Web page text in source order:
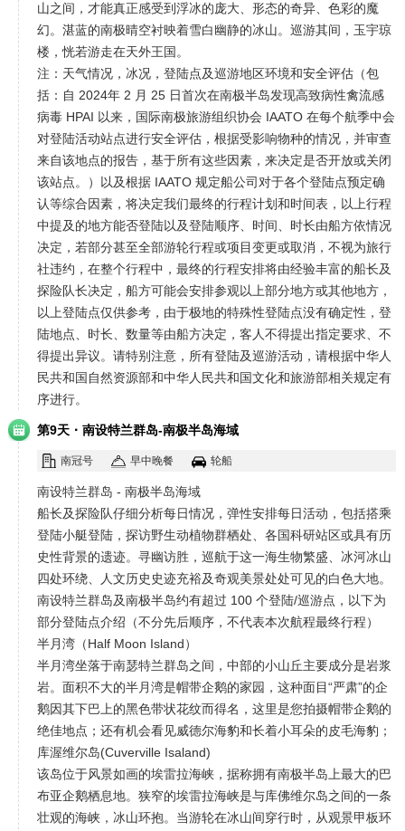
山之间，才能真正感受到浮冰的庞大、形态的奇异、色彩的魔
幻。湛蓝的南极晴空衬映着雪白幽静的冰山。巡游其间，玉宇琼
楼，恍若游走在天外王国。
注：天气情况，冰况，登陆点及巡游地区环境和安全评估（包
括：自 2024年 2 月 25 日首次在南极半岛发现高致病性禽流感
病毒 HPAI 以来，国际南极旅游组织协会 IAATO 在每个航季中会
对登陆活动站点进行安全评估，根据受影响物种的情况，并审查
来自该地点的报告，基于所有这些因素，来决定是否开放或关闭
该站点。）以及根据 IAATO 规定船公司对于各个登陆点预定确
认等综合因素，将决定我们最终的行程计划和时间表，以上行程
中提及的地方能否登陆以及登陆顺序、时间、时长由船方依情况
决定，若部分甚至全部游轮行程或项目变更或取消，不视为旅行
社违约，在整个行程中，最终的行程安排将由经验丰富的船长及
探险队长决定，船方可能会安排参观以上部分地方或其他地方，
以上登陆点仅供参考，由于极地的特殊性登陆点没有确定性，登
陆地点、时长、数量等由船方决定，客人不得提出指定要求、不
得提出异议。请特别注意，所有登陆及巡游活动，请根据中华人
民共和国自然资源部和中华人民共和国文化和旅游部相关规定有
序进行。
第9天 · 南设特兰群岛-南极半岛海域
南冠号 早中晚餐 轮船
南设特兰群岛 - 南极半岛海域
船长及探险队仔细分析每日情况，弹性安排每日活动，包括搭乘
登陆小艇登陆，探访野生动植物群栖处、各国科研站区或具有历
史性背景的遗迹。寻幽访胜，巡航于这一海生物繁盛、冰河冰山
四处环绕、人文历史史迹充裕及奇观美景处处可见的白色大地。
南设特兰群岛及南极半岛约有超过 100 个登陆/巡游点，以下为
部分登陆点介绍（不分先后顺序，不代表本次航程最终行程）
半月湾（Half Moon Island）
半月湾坐落于南瑟特兰群岛之间，中部的小山丘主要成分是岩浆
岩。面积不大的半月湾是帽带企鹅的家园，这种面目“严肃”的企
鹅因其下巴上的黑色带状花纹而得名，这里是您拍摄帽带企鹅的
绝佳地点；还有机会看见威德尔海豹和长着小耳朵的皮毛海豹；
库渥维尔岛(Cuverville Isaland)
该岛位于风景如画的埃雷拉海峡，据称拥有南极半岛上最大的巴
布亚企鹅栖息地。狭窄的埃雷拉海峡是与库佛维尔岛之间的一条
壮观的海峡，冰山环抱。当游轮在冰山间穿行时，从观景甲板环